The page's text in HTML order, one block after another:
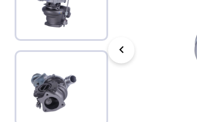
chevron_left